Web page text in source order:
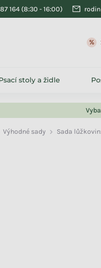
164
stoly a židle
Výhodné sady Sada